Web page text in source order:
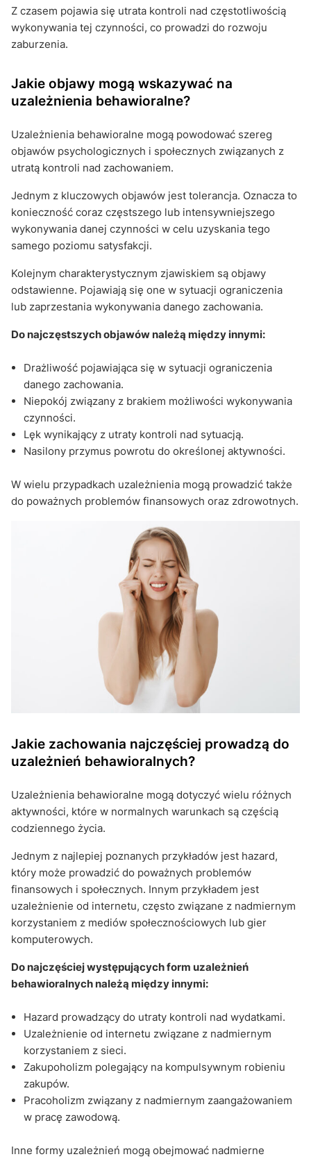
Z czasem pojawia się utrata kontroli nad częstotliwością
wykonywania tej czynności, co prowadzi do rozwoju
zaburzenia.
Jakie objawy mogą wskazywać na
uzależnienia behawioralne?
Uzależnienia behawioralne mogą powodować szereg
objawów psychologicznych i społecznych związanych z
utratą kontroli nad zachowaniem.
Jednym z kluczowych objawów jest tolerancja. Oznacza to
konieczność coraz częstszego lub intensywniejszego
wykonywania danej czynności w celu uzyskania tego
samego poziomu satysfakcji.
Kolejnym charakterystycznym zjawiskiem są objawy
odstawienne. Pojawiają się one w sytuacji ograniczenia
lub zaprzestania wykonywania danego zachowania.
Do najczęstszych objawów należą między innymi:
Drażliwość pojawiająca się w sytuacji ograniczenia
danego zachowania.
Niepokój związany z brakiem możliwości wykonywania
czynności.
Lęk wynikający z utraty kontroli nad sytuacją.
Nasilony przymus powrotu do określonej aktywności.
W wielu przypadkach uzależnienia mogą prowadzić także
do poważnych problemów finansowych oraz zdrowotnych.
Jakie zachowania najczęściej prowadzą do
uzależnień behawioralnych?
Uzależnienia behawioralne mogą dotyczyć wielu różnych
aktywności, które w normalnych warunkach są częścią
codziennego życia.
Jednym z najlepiej poznanych przykładów jest hazard,
który może prowadzić do poważnych problemów
finansowych i społecznych. Innym przykładem jest
uzależnienie od internetu, często związane z nadmiernym
korzystaniem z mediów społecznościowych lub gier
komputerowych.
Do najczęściej występujących form uzależnień
behawioralnych należą między innymi:
Hazard prowadzący do utraty kontroli nad wydatkami.
Uzależnienie od internetu związane z nadmiernym
korzystaniem z sieci.
Zakupoholizm polegający na kompulsywnym robieniu
zakupów.
Pracoholizm związany z nadmiernym zaangażowaniem
w pracę zawodową.
Inne formy uzależnień mogą obejmować nadmierne